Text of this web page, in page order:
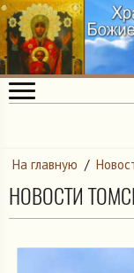
На главную /
НОВОСТИ